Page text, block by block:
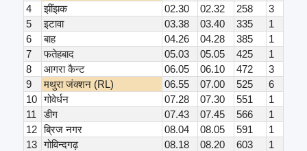
4
झींझक 02.30 02.32 258
3
5
इटावा 03.38 03.40 335
1
6
बाह 04.26 04.28 385
1
7
फतेहबाद 05.03 05.05 425
1
8
आगरा कैन्ट 06.05 06.10 472
3
9
मथुरा जंक्शन (RL) 06.55 07.00 525
6
10 गोवेर्धन 07.28 07.30 551
1
11
डीग 07.43 07.45 566
1
12 ब्रिज नगर 08.04 08.05 591
1
13 गोविन्दगढ़ 08.18 08.20 603
1